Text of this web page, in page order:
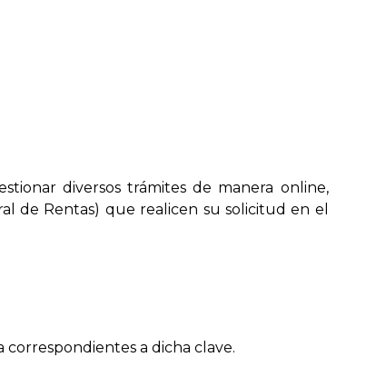
diversos trámites de manera online,
de Rentas) que realicen su solicitud en el
correspondientes a dicha clave.